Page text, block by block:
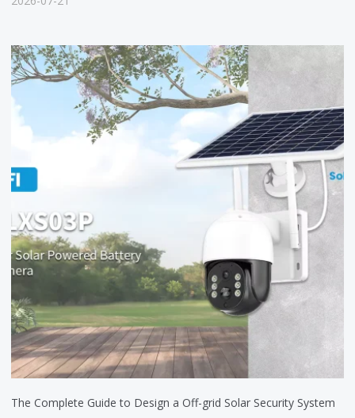
The Complete Guide to Design a Off-grid Solar Security System